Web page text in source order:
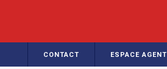
CONTACT ESPACE AGENT